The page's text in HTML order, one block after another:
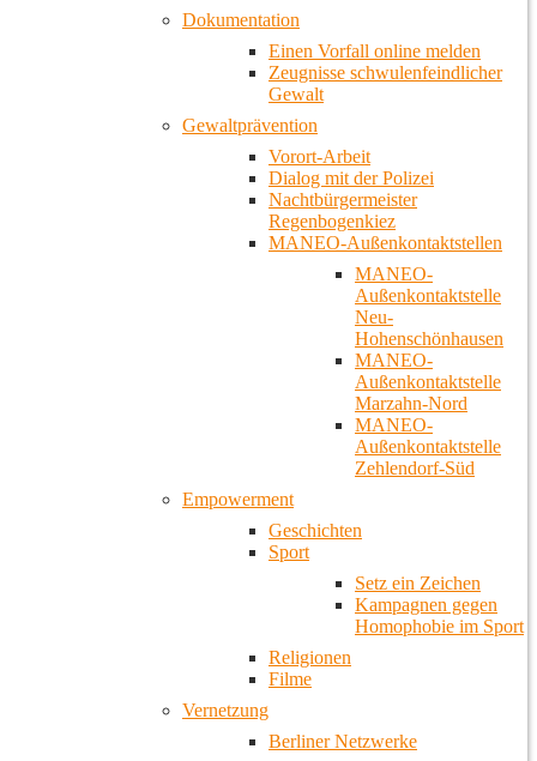
Dokumentation
Einen Vorfall online melden
Zeugnisse schwulenfeindlicher
Gewalt
Gewaltprävention
Vorort-Arbeit
Dialog mit der Polizei
Nachtbürgermeister
Regenbogenkiez
MANEO-Außenkontaktstellen
MANEO-
Außenkontaktstelle
Neu-
Hohenschönhausen
MANEO-
Außenkontaktstelle
Marzahn-Nord
MANEO-
Außenkontaktstelle
Zehlendorf-Süd
Empowerment
Geschichten
Sport
Setz ein Zeichen
Kampagnen gegen
Homophobie im Sport
Religionen
Filme
Vernetzung
Berliner Netzwerke